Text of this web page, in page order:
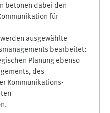
betonen dabei den
für
ausgewählte
bearbeitet:
Planung ebenso
des
Kommunikations-